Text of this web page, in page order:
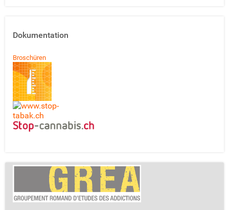
Dokumentation
Broschüren